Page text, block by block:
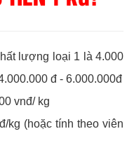
lượng loại 1 là 4.000
đ - 6.000.000đ
vnđ/ kg
kg (hoặc tính theo viên